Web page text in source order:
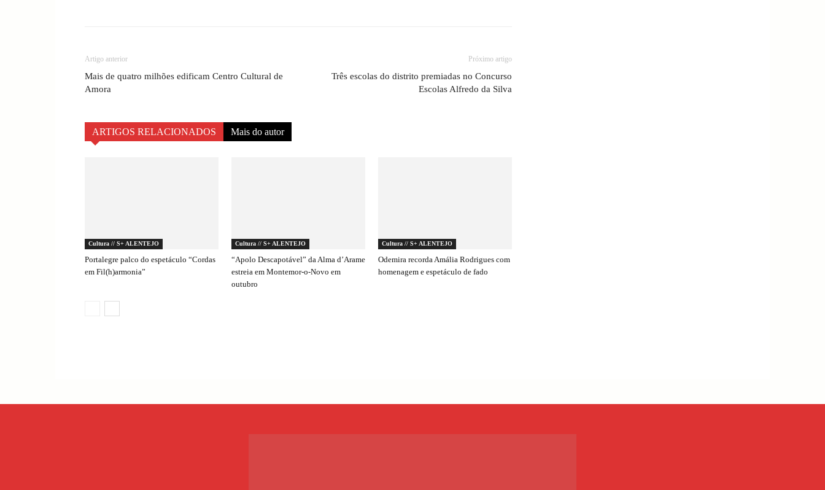
Artigo anterior
Mais de quatro milhões edificam Centro Cultural de
Amora
Próximo artigo
Três escolas do distrito premiadas no Concurso
Escolas Alfredo da Silva
ARTIGOS RELACIONADOS Mais do autor
Cultura // S+ ALENTEJO
Portalegre palco do espetáculo “Cordas
em Fil(h)armonia”
Cultura // S+ ALENTEJO
“Apolo Descapotável” da Alma d’Arame
estreia em Montemor-o-Novo em
outubro
Cultura // S+ ALENTEJO
Odemira recorda Amália Rodrigues com
homenagem e espetáculo de fado